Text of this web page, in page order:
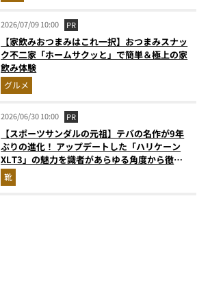
2026/07/09 10:00 PR
【家飲みおつまみはこれ一択】おつまみスナッ
ク不二家「ホームサクッと」で簡単＆極上の家
飲み体験
グルメ
2026/06/30 10:00 PR
【スポーツサンダルの元祖】テバの名作が9年
ぶりの進化！ アップデートした「ハリケーン
XLT3」の魅力を識者があらゆる角度から徹底
解説！
靴